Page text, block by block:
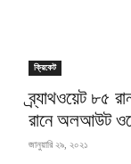
ক্রিকেট
ব্র্যাথওয়েট ৮৫
রানে অলআউট
জানুয়ারি ২৯, ২০২১